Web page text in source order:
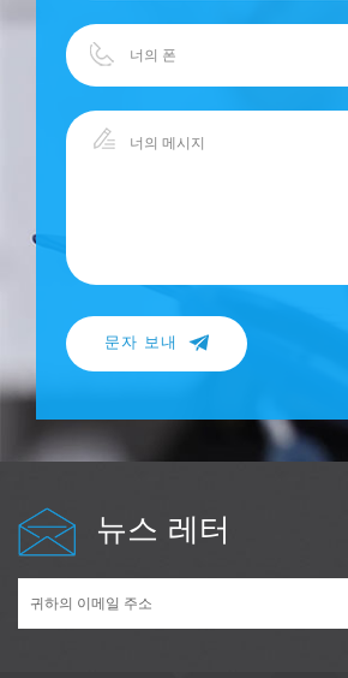
문자 보내
뉴스 레터